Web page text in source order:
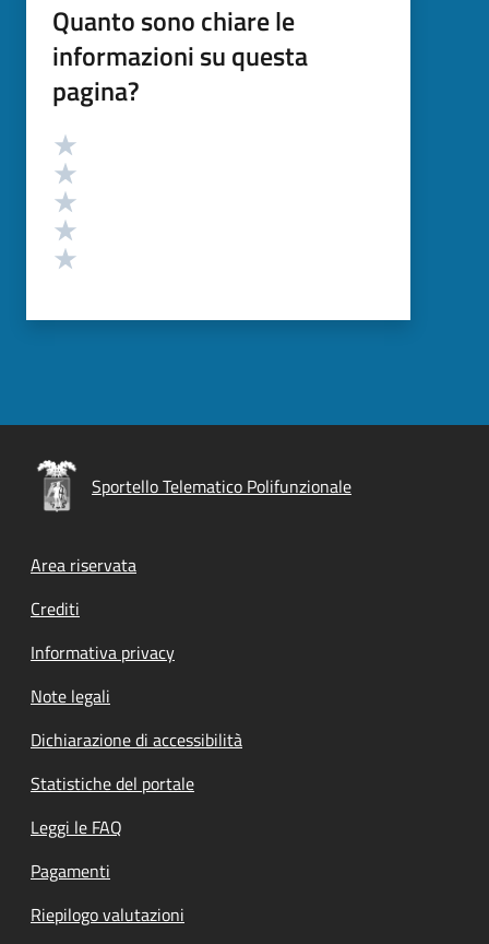
Quanto sono chiare le
informazioni su questa
pagina?
Valutazione
Sportello Telematico Polifunzionale
Footer menu
Area riservata
Crediti
Informativa privacy
Note legali
Dichiarazione di accessibilità
Statistiche del portale
Leggi le FAQ
Pagamenti
Riepilogo valutazioni